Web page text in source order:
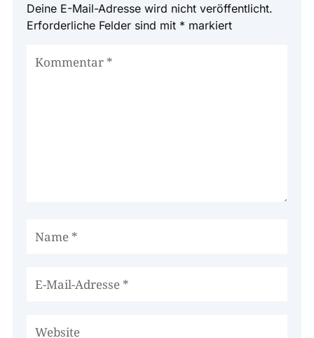
Deine E-Mail-Adresse wird nicht veröffentlicht.
Erforderliche Felder sind mit * markiert